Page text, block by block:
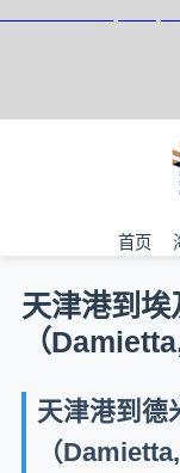
首页
天津港到
（
天津港到德
（